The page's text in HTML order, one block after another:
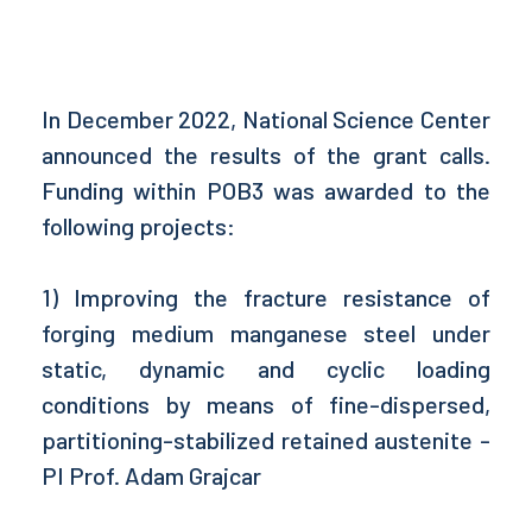
In December 2022, National Science Center
announced the results of the grant calls.
Funding within POB3 was awarded to the
following projects:
1) Improving the fracture resistance of
forging medium manganese steel under
static, dynamic and cyclic loading
conditions by means of fine-dispersed,
partitioning-stabilized retained austenite -
PI Prof. Adam Grajcar